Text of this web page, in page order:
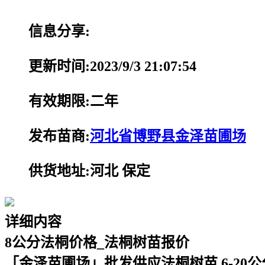
信息分享:
更新时间:2023/9/3 21:07:54
有效期限:二年
发布苗商:河北省博野县金泽苗圃场
供货地址:河北 保定
详细内容
8公分法桐价格_法桐树苗报价